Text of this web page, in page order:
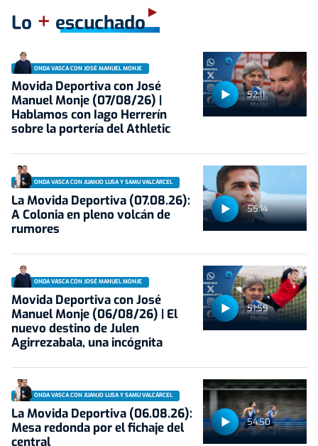
Lo + escuchado
52:11
ONDA VASCA CON JOSÉ MANUEL MONJE
Movida Deportiva con José
Manuel Monje (07/08/26) |
Hablamos con Iago Herrerín
sobre la portería del Athletic
55:14
ONDA VASCA CON JUANJO LUSA Y SAMU VALCÁRCEL
La Movida Deportiva (07.08.26):
A Colonia en pleno volcán de
rumores
51:59
ONDA VASCA CON JOSÉ MANUEL MONJE
Movida Deportiva con José
Manuel Monje (06/08/26) | El
nuevo destino de Julen
Agirrezabala, una incógnita
54:50
ONDA VASCA CON JUANJO LUSA Y SAMU VALCÁRCEL
La Movida Deportiva (06.08.26):
Mesa redonda por el fichaje del
central